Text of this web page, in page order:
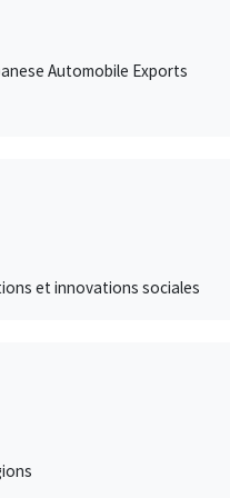
Automobile Exports
et innovations sociales